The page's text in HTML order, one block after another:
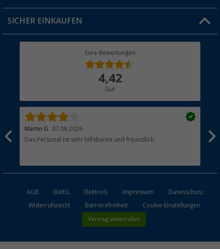
Jobs & Karriere
Rücksendung
SICHER EINKAUFEN
Eure Bewertungen
4,42
Gut
Martin G. 07.08.2026
Das Personal ist sehr hilfsbereit und freundlich
AGB BattG ElektroG Impressum
Datenschutz
Widerrufsrecht
Barrierefreiheit Cookie-Einstellungen
Vertrag widerrufen